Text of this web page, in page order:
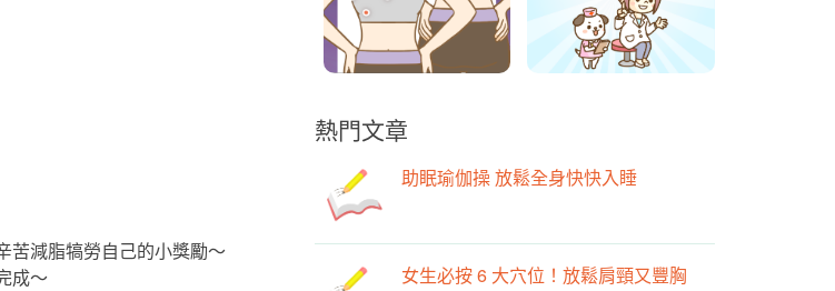
苦減脂犒勞自己的小獎勵～
成～
熱門文章
助眠瑜伽操 放鬆全身快快入睡
女生必按 6 大穴位！放鬆肩頸又豐胸